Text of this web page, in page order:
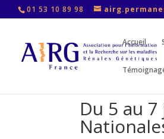
01 53 10 89 98
Accueil
Du 5 au